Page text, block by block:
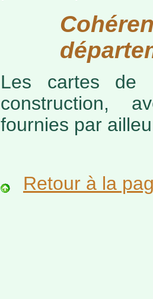
Les cartes de
construction,
fournies par
Retour à la